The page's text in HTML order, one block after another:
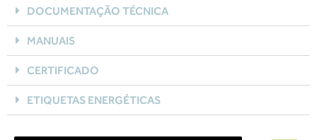
DOCUMENTAÇÃO TÉCNICA
MANUAIS
CERTIFICADO
ETIQUETAS ENERGÉTICAS